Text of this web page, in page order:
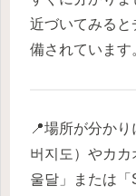
近づいてみる
備されています
📍場所が分か
버지도）やカカ
울달」または